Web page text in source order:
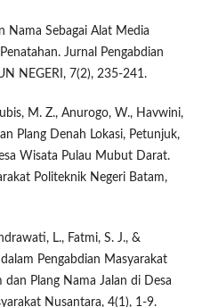
Nama Sebagai Alat Media
Jurnal Pengabdian
NEGERI, 7(2), 235-241.
M. Z., Anurogo, W., Havwini,
Plang Denah Lokasi, Petunjuk,
Wisata Pulau Mubut Darat.
Politeknik Negeri Batam,
L., Fatmi, S. J., &
Pengabdian Masyarakat
Plang Nama Jalan di Desa
Nusantara, 4(1), 1-9.